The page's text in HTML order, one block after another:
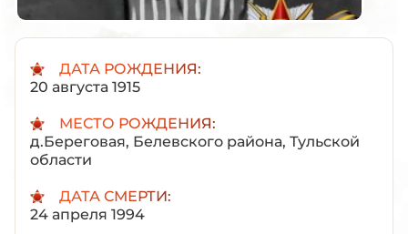
ДАТА РОЖДЕНИЯ:
20 августа 1915
МЕСТО РОЖДЕНИЯ:
д.Береговая, Белевского района, Тульской
области
ДАТА СМЕРТИ:
24 апреля 1994